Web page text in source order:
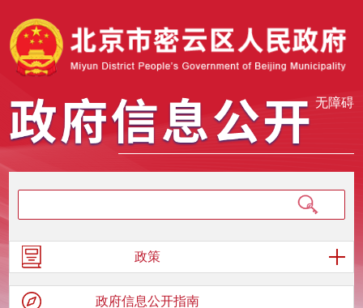
无障碍
政策
政府信息公开指南